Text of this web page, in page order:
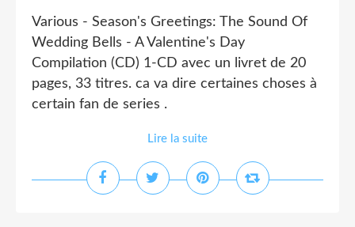
Various - Season's Greetings: The Sound Of
Wedding Bells - A Valentine's Day
Compilation (CD) 1-CD avec un livret de 20
pages, 33 titres. ca va dire certaines choses à
certain fan de series .
Lire la suite